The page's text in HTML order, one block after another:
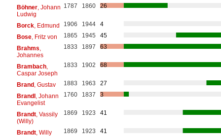
Böhner, Johann
Ludwig
1787 1860 26
Borck, Edmund 1906 1944
4
Bose, Fritz von 1865 1945
45
Brahms
Johannes
1833 1897 63
Brambach,
Caspar Joseph
1833 1902 68
Brand, Gustav 1883 1963
27
Brandl, Johann
Evangelist
1760 1837 3
Brandt, Vassily
(Willy)
1869 1923 41
Brandt, Willy 1869 1923
41